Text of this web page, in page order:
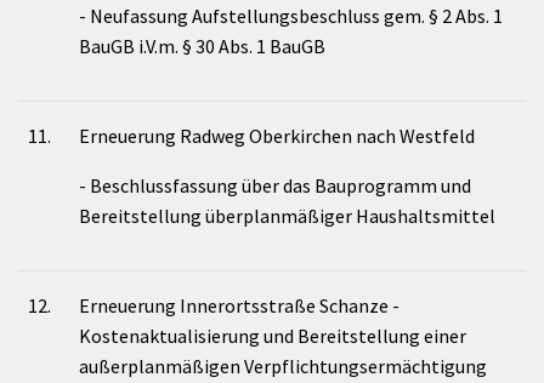
- Neufassung Aufstellungsbeschluss gem. § 2 Abs. 1
BauGB i.V.m. § 30 Abs. 1 BauGB
11. Erneuerung Radweg Oberkirchen nach Westfeld
- Beschlussfassung über das Bauprogramm und
Bereitstellung überplanmäßiger Haushaltsmittel
12.
Erneuerung Innerortsstraße Schanze -
Kostenaktualisierung und Bereitstellung einer
außerplanmäßigen Verpflichtungsermächtigung